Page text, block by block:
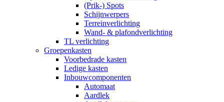
(Prik-) Spots
Schijnwerpers
Terreinverlichting
Wand- & plafondverlichting
TL verlichting
Groepenkasten
Voorbedrade kasten
Ledige kasten
Inbouwcomponenten
Automaat
Aardlek